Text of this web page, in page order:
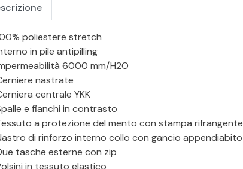
poliestere stretch
in pile antipilling
6000 mm/H2O
nastrate
centrale YKK
e fianchi in contrasto
a protezione del mento con stampa rifrangente
di rinforzo interno collo con gancio appendiabito
tasche esterne con zip
in tessuto elastico